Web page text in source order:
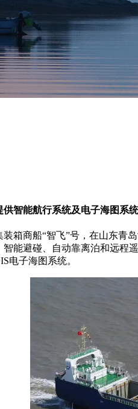
智能航行系统及电子海图系统
箱商船“智飞”号，在山东
能避碰、自动靠离泊和远程
电子海图系统。